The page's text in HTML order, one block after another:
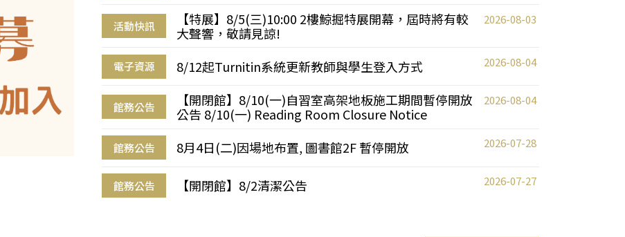
活動快訊
【特展】8/5(三)10:00 2樓鯨掘特展開幕，屆時將有較
大聲響，敬請見諒!
2026-08-03
電子資源 8/12起Turnitin系統更新教師與學生登入方式 2026-08-04
館務公告
【開閉館】8/10(一)自習室高架地板施工期間暫停開放
公告 8/10(一) Reading Room Closure Notice
2026-08-04
館務公告 8月4日(二)因場地布置, 圖書館2F 暫停開放 2026-07-28
館務公告 【開閉館】8/2清潔公告 2026-07-27